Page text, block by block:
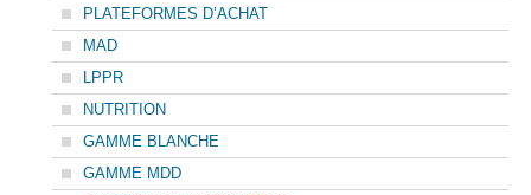
PLATEFORMES D’ACHAT
MAD
LPPR
NUTRITION
GAMME BLANCHE
GAMME MDD